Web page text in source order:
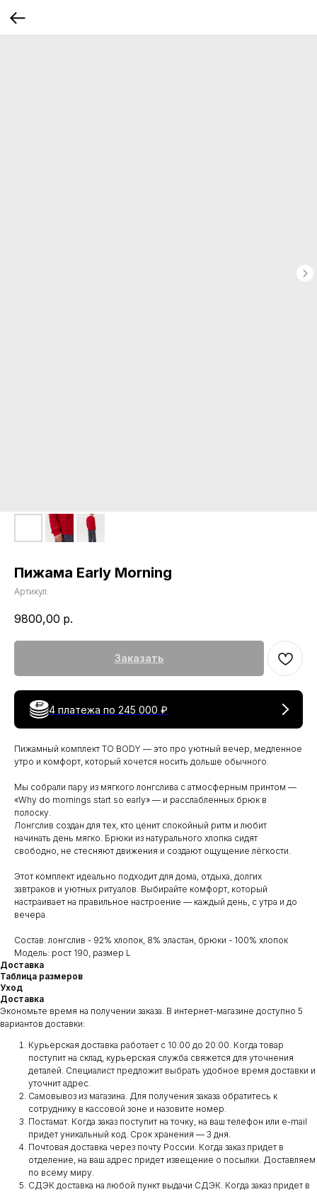
Пижама Early Morning
Артикул:
9800,00 р.
Заказать
4 платежа по 245 000 ₽
Пижамный комплект TO BODY — это про уютный вечер, медленное
утро и комфорт, который хочется носить дольше обычного.
Мы собрали пару из мягкого лонгслива с атмосферным принтом —
«Why do mornings start so early» — и расслабленных брюк в
полоску.
Лонгслив создан для тех, кто ценит спокойный ритм и любит
начинать день мягко. Брюки из натурального хлопка сидят
свободно, не стесняют движения и создают ощущение лёгкости.
Этот комплект идеально подходит для дома, отдыха, долгих
завтраков и уютных ритуалов. Выбирайте комфорт, который
настраивает на правильное настроение — каждый день, с утра и до
вечера.
Состав: лонгслив - 92% хлопок, 8% эластан, брюки - 100% хлопок
Модель: рост 190, размер L
Доставка
Таблица размеров
Уход
Доставка
Экономьте время на получении заказа. В интернет-магазине доступно 5
вариантов доставки:
Курьерская доставка работает с 10:00 до 20:00. Когда товар
поступит на склад, курьерская служба свяжется для уточнения
деталей. Специалист предложит выбрать удобное время доставки и
уточнит адрес.
Самовывоз из магазина. Для получения заказа обратитесь к
сотруднику в кассовой зоне и назовите номер.
Постамат. Когда заказ поступит на точку, на ваш телефон или e-mail
придет уникальный код. Срок хранения — 3 дня.
Почтовая доставка через почту России. Когда заказ придет в
отделение, на ваш адрес придет извещение о посылки. Доставляем
по всему миру.
СДЭК доставка на любой пункт выдачи СДЭК. Когда заказ придет в